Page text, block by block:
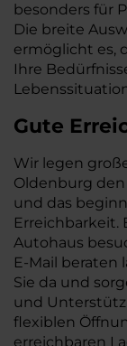
besonders für
Die breite
ermöglicht es,
Ihre
Gute
Wir legen
Oldenburg
und das
Erreichbarkeit.
Autohaus
E-Mail beraten
Sie da und
und
flexiblen
erreichbaren